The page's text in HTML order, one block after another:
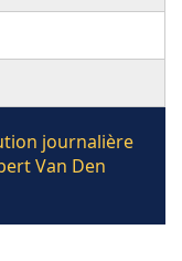
journalière
Van Den